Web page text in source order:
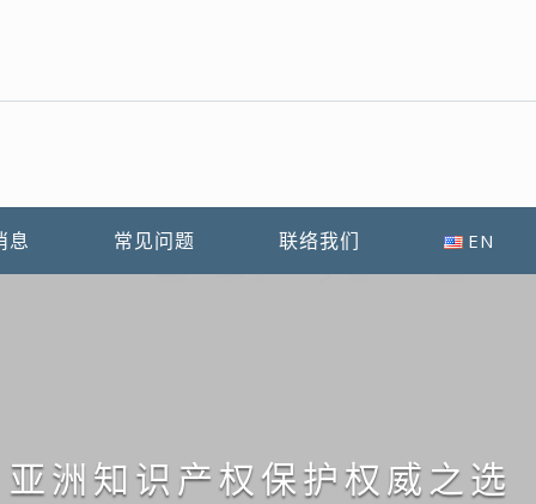
息 常见问题 联络我们 EN
洲知识产权保护权威之选